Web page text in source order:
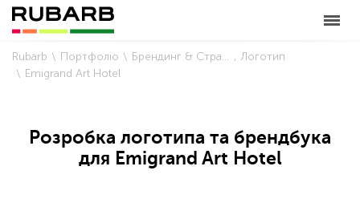
Rubarb Портфоліо Брендинг & Стратегія
Логотип
Emigrand Art Hotel
Розробка логотипа та брендбука
для Emigrand Art Hotel